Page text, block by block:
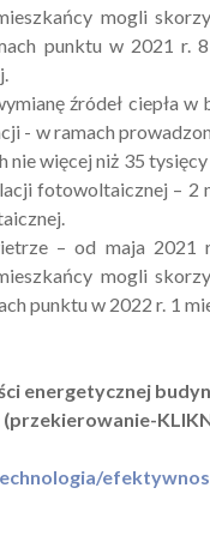
mogli
punktu w 2021 r.
źródeł ciepła
- w ramach
więcej niż 35 tysięcy
fotowoltaicznej – 2
– od maja 2021
mogli
punktu w 2022 r. 1
energetycznej